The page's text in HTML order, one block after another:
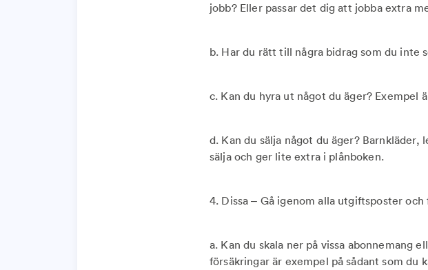
jobb? Eller passar det dig att jobba extra
b. Har du rätt till några bidrag som du inte
c. Kan du hyra ut något du äger?
d. Kan du sälja något du äger?
sälja och ger lite extra i plånboken.
4. Dissa – Gå igenom alla utgiftsposter
a. Kan du skala ner på vissa abonnemang
försäkringar är exempel på sådant som du